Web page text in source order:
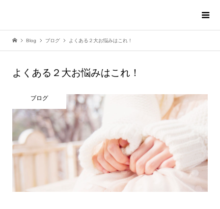
Blog ブログ よくある２大お悩みはこれ！
よくある２大お悩みはこれ！
ブログ